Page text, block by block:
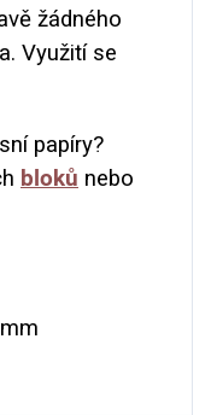
žádného
Využití se
papíry?
bloků nebo